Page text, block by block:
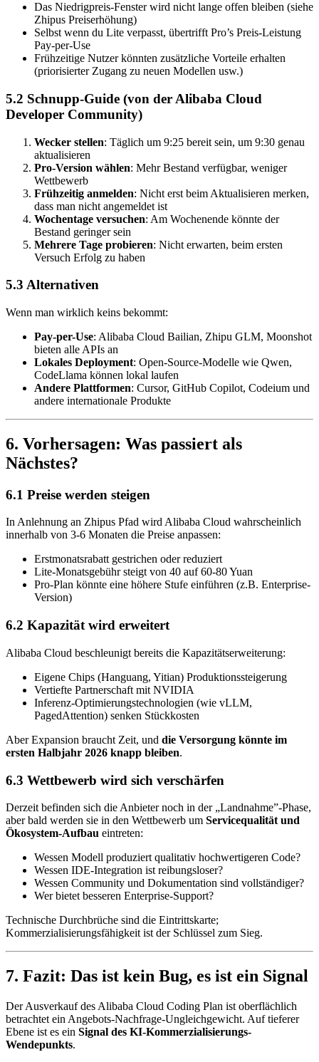
Das Niedrigpreis-Fenster wird nicht lange offen bleiben (siehe
Zhipus Preiserhöhung)
Selbst wenn du Lite verpasst, übertrifft Pro’s Preis-Leistung
Pay-per-Use
Frühzeitige Nutzer könnten zusätzliche Vorteile erhalten
(priorisierter Zugang zu neuen Modellen usw.)
5.2 Schnupp-Guide (von der Alibaba Cloud
Developer Community)
Wecker stellen: Täglich um 9:25 bereit sein, um 9:30 genau
aktualisieren
Pro-Version wählen: Mehr Bestand verfügbar, weniger
Wettbewerb
Frühzeitig anmelden: Nicht erst beim Aktualisieren merken,
dass man nicht angemeldet ist
Wochentage versuchen: Am Wochenende könnte der
Bestand geringer sein
Mehrere Tage probieren: Nicht erwarten, beim ersten
Versuch Erfolg zu haben
5.3 Alternativen
Wenn man wirklich keins bekommt:
Pay-per-Use: Alibaba Cloud Bailian, Zhipu GLM, Moonshot
bieten alle APIs an
Lokales Deployment: Open-Source-Modelle wie Qwen,
CodeLlama können lokal laufen
Andere Plattformen: Cursor, GitHub Copilot, Codeium und
andere internationale Produkte
6. Vorhersagen: Was passiert als
Nächstes?
6.1 Preise werden steigen
In Anlehnung an Zhipus Pfad wird Alibaba Cloud wahrscheinlich
innerhalb von 3-6 Monaten die Preise anpassen:
Erstmonatsrabatt gestrichen oder reduziert
Lite-Monatsgebühr steigt von 40 auf 60-80 Yuan
Pro-Plan könnte eine höhere Stufe einführen (z.B. Enterprise-
Version)
6.2 Kapazität wird erweitert
Alibaba Cloud beschleunigt bereits die Kapazitätserweiterung:
Eigene Chips (Hanguang, Yitian) Produktionssteigerung
Vertiefte Partnerschaft mit NVIDIA
Inferenz-Optimierungstechnologien (wie vLLM,
PagedAttention) senken Stückkosten
Aber Expansion braucht Zeit, und die Versorgung könnte im
ersten Halbjahr 2026 knapp bleiben.
6.3 Wettbewerb wird sich verschärfen
Derzeit befinden sich die Anbieter noch in der „Landnahme”-Phase,
aber bald werden sie in den Wettbewerb um Servicequalität und
Ökosystem-Aufbau eintreten:
Wessen Modell produziert qualitativ hochwertigeren Code?
Wessen IDE-Integration ist reibungsloser?
Wessen Community und Dokumentation sind vollständiger?
Wer bietet besseren Enterprise-Support?
Technische Durchbrüche sind die Eintrittskarte;
Kommerzialisierungsfähigkeit ist der Schlüssel zum Sieg.
7. Fazit: Das ist kein Bug, es ist ein Signal
Der Ausverkauf des Alibaba Cloud Coding Plan ist oberflächlich
betrachtet ein Angebots-Nachfrage-Ungleichgewicht. Auf tieferer
Ebene ist es ein Signal des KI-Kommerzialisierungs-
Wendepunkts.